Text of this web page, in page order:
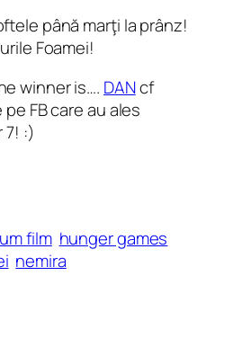
până marţi la prânz!
Foamei!
winner is…. DANcf
FB care au ales
7! :)
film hunger games
nemira